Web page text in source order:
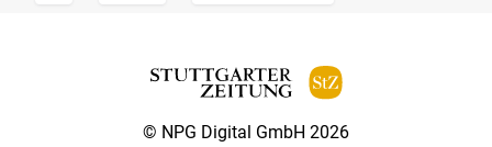
© NPG Digital GmbH 2026